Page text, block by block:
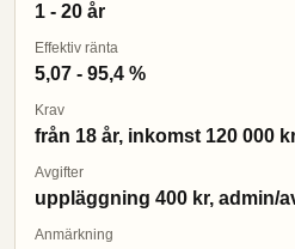
1 - 20 år
Effektiv ränta
5,07 - 95,4 %
Krav
från 18 år, inkomst 120 000
Avgifter
uppläggning 400 kr, admin/
Anmärkning